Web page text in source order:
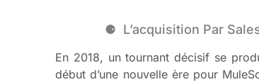
L’acquisition Par
En 2018, un tournant décisif se
début d’une nouvelle ère pour